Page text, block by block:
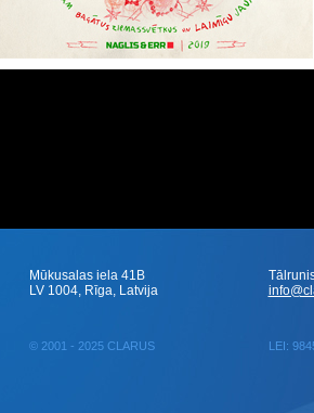
Mūkusalas iela 41B
LV 1004, Rīga, Latvija
© 2001 - 2025 CLARUS LEI: